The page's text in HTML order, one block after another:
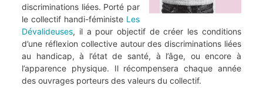
discriminations liées. Porté par
le collectif handi-féministe Les
Dévalideuses, il a pour objectif de créer les conditions
d’une réflexion collective autour des discriminations liées
au handicap, à l’état de santé, à l’âge, ou encore à
l’apparence physique. Il récompensera chaque année
des ouvrages porteurs des valeurs du collectif.